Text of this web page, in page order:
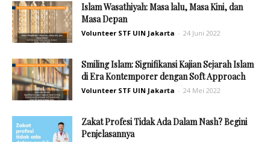
Islam Wasathiyah: Masa lalu, Masa Kini, dan
Masa Depan
Volunteer STF UIN Jakarta - 24 Juni 2022
Smiling Islam: Signifikansi Kajian Sejarah Islam
di Era Kontemporer dengan Soft Approach
Volunteer STF UIN Jakarta - 24 Mei 2022
Zakat Profesi Tidak Ada Dalam Nash? Begini
Penjelasannya